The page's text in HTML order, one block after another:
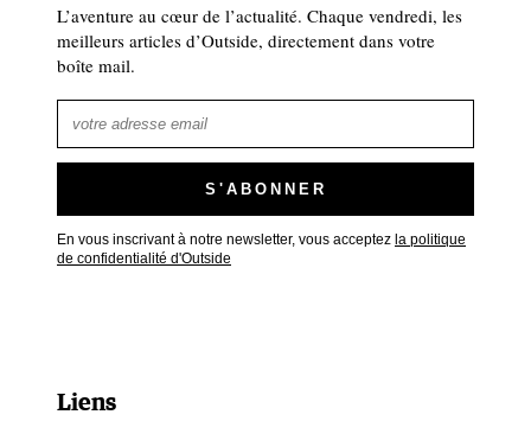
L’aventure au cœur de l’actualité. Chaque vendredi, les
meilleurs articles d’Outside, directement dans votre
boîte mail.
En vous inscrivant à notre newsletter, vous acceptez la politique
de confidentialité d'Outside
Liens